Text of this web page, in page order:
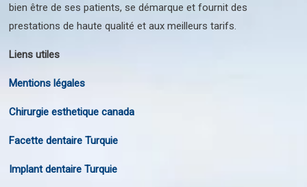
bien être de ses patients, se démarque et fournit des
prestations de haute qualité et aux meilleurs tarifs.
Liens utiles
Mentions légales
Chirurgie esthetique canada
Facette dentaire Turquie
Implant dentaire Turquie